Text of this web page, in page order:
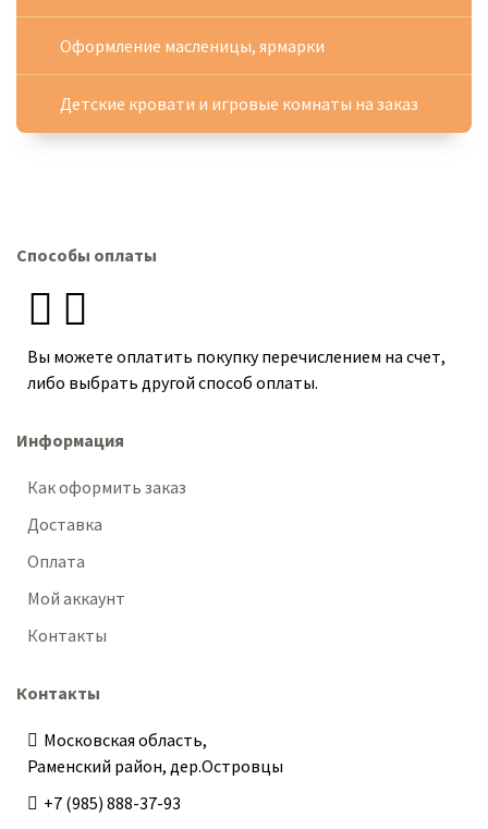
Оформление масленицы, ярмарки
Детские кровати и игровые комнаты на заказ
Способы оплаты
Вы можете оплатить покупку перечислением на счет,
либо выбрать другой способ оплаты.
Информация
Как оформить заказ
Доставка
Оплата
Мой аккаунт
Контакты
Контакты
Московская область,
Раменский район, дер.Островцы
+7 (985) 888-37-93